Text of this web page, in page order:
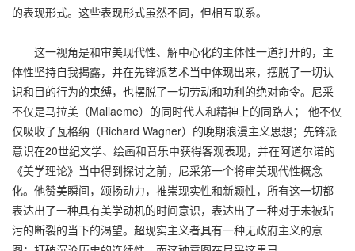
的表现形式。这些表现形式虽然不同，但相互联系。
这一视角是和审美现代性、解中心化的主体性一道打开的，主
体性坚持自我揭露，并在先锋派艺术当中体现出来，摆脱了一切认
识和目的行为的束缚，也摆脱了一切劳动和功利的绝对命令。尼采
不仅是马拉美（Mallaeme）的同时代人和精神上的同路人； 他不仅
仅吸收了瓦格纳（Richard Wagner）的晚期浪漫主义思想；先锋派
意识在20世纪文学、绘画和音乐中获得客观表现，并在阿道尔诺的
《美学理论》当中得到探讨之前，尼采第一个将审美现代性概念
化。他赞美瞬间，颂扬动力，推崇现实性和新颖性，所有这一切都
表达出了一种具有美学动机的时间意识，表达出了一种对于未被玷
污的断裂的当下的渴望。超现实主义者具有一种无政府主义的意